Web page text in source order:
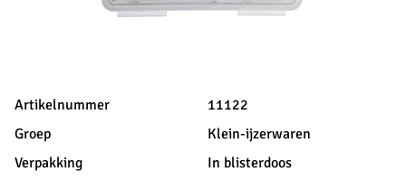
Artikelnummer
11122
Groep
Klein-ijzerwaren
Verpakking
In blisterdoos